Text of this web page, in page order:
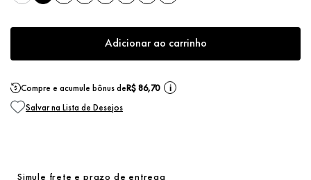
Adicionar ao carrinho
Compre e acumule bônus deR$ 86,70 i